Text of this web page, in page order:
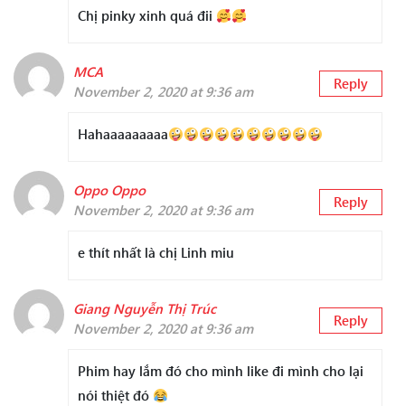
Chị pinky xinh quá đii
MCA
November 2, 2020 at 9:36 am
Reply
Hahaaaaaaaaa
Oppo Oppo
November 2, 2020 at 9:36 am
Reply
e thít nhất là chị Linh miu
Giang Nguyễn Thị Trúc
November 2, 2020 at 9:36 am
Reply
Phim hay lắm đó cho mình like đi mình cho lại
nói thiệt đó